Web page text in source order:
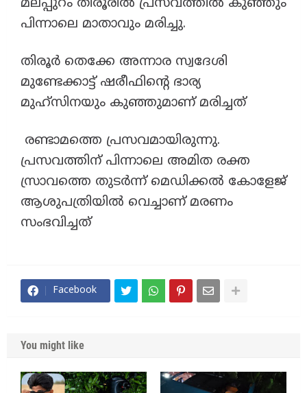
മലപ്പുറം തിരൂരിൽ പ്രസവത്തിൽ കുഞ്ഞും
പിന്നാലെ മാതാവും മരിച്ചു.
തിരൂർ തെക്കേ അന്നാര സ്വദേശി
മുണ്ടേക്കാട്ട് ഷരീഫിൻ്റെ ഭാര്യ
മുഹ്‌സിനയും കുഞ്ഞുമാണ് മരിച്ചത്
രണ്ടാമത്തെ പ്രസവമായിരുന്നു.
പ്രസവത്തിന് പിന്നാലെ അമിത രക്ത
സ്രാവത്തെ തുടർന്ന് മെഡിക്കൽ കോളേജ്
ആശുപത്രിയിൽ വെച്ചാണ് മരണം
സംഭവിച്ചത്
Facebook
You might like